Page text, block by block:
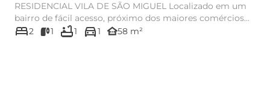
RESIDENCIAL VILA DE SÃO MIGUEL Localizado em um
bairro de fácil acesso, próximo dos maiores comércios
da região e ...
bed2 1 bathtub1 directions_car1 other_houses58 m²